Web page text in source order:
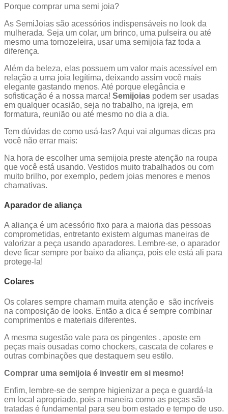
Porque comprar uma semi joia?
As SemiJoias são acessórios indispensáveis no look da
mulherada. Seja um colar, um brinco, uma pulseira ou até
mesmo uma tornozeleira, usar uma semijoia faz toda a
diferença.
Além da beleza, elas possuem um valor mais acessível em
relação a uma joia legítima, deixando assim você mais
elegante gastando menos. Até porque elegância e
sofisticação é a nossa marca! Semijoias podem ser usadas
em qualquer ocasião, seja no trabalho, na igreja, em
formatura, reunião ou até mesmo no dia a dia.
Tem dúvidas de como usá-las? Aqui vai algumas dicas pra
você não errar mais:
Na hora de escolher uma semijoia preste atenção na roupa
que você está usando. Vestidos muito trabalhados ou com
muito brilho, por exemplo, pedem joias menores e menos
chamativas.
Aparador de aliança
A aliança é um acessório fixo para a maioria das pessoas
comprometidas, entretanto existem algumas maneiras de
valorizar a peça usando aparadores. Lembre-se, o aparador
deve ficar sempre por baixo da aliança, pois ele está ali para
protege-la!
Colares
Os colares sempre chamam muita atenção e são incríveis
na composição de looks. Então a dica é sempre combinar
comprimentos e materiais diferentes.
A mesma sugestão vale para os pingentes , aposte em
peças mais ousadas como chockers, cascata de colares e
outras combinações que destaquem seu estilo.
Comprar uma semijoia é investir em si mesmo!
Enfim, lembre-se de sempre higienizar a peça e guardá-la
em local apropriado, pois a maneira como as peças são
tratadas é fundamental para seu bom estado e tempo de uso.